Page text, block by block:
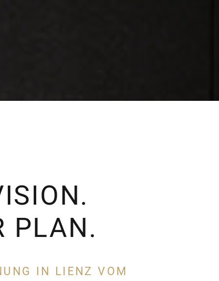
PLAN.
IN LIENZ VOM